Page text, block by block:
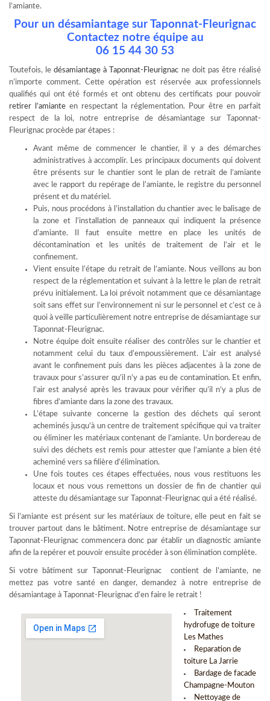
l’amiante.
Pour un désamiantage sur Taponnat-Fleurignac
Contactez notre équipe au
06 15 44 30 53
Toutefois, ledésamiantage à Taponnat-Fleurignac ne doit pas être réalisé
n’importe comment. Cette opération est réservée aux professionnels
qualifiés qui ont été formés et ont obtenu des certificats pour pouvoir
retirer l’amiante en respectant la réglementation. Pour être en parfait
respect de la loi, notre entreprise de désamiantage sur Taponnat-
Fleurignac procède par étapes :
Avant même de commencer le chantier, il y a des démarches
administratives à accomplir. Les principaux documents qui doivent
être présents sur le chantier sont le plan de retrait de l’amiante
avec le rapport du repérage de l’amiante, le registre du personnel
présent et du matériel.
Puis, nous procédons à l’installation du chantier avec le balisage de
la zone et l’installation de panneaux qui indiquent la présence
d’amiante. Il faut ensuite mettre en place les unités de
décontamination et les unités de traitement de l’air et le
confinement.
Vient ensuite l’étape du retrait de l’amiante. Nous veillons au bon
respect de la réglementation et suivant à la lettre le plan de retrait
prévu initialement. La loi prévoit notamment que ce désamiantage
soit sans effet sur l’environnement ni sur le personnel et c’est ce à
quoi à veille particulièrement notre entreprise de désamiantage sur
Taponnat-Fleurignac.
Notre équipe doit ensuite réaliser des contrôles sur le chantier et
notamment celui du taux d’empoussièrement. L’air est analysé
avant le confinement puis dans les pièces adjacentes à la zone de
travaux pour s’assurer qu’il n’y a pas eu de contamination. Et enfin,
l’air est analysé après les travaux pour vérifier qu’il n’y a plus de
fibres d’amiante dans la zone des travaux.
L’étape suivante concerne la gestion des déchets qui seront
acheminés jusqu’à un centre de traitement spécifique qui va traiter
ou éliminer les matériaux contenant de l’amiante. Un bordereau de
suivi des déchets est remis pour attester que l’amiante a bien été
acheminé vers sa filière d’élimination.
Une fois toutes ces étapes effectuées, nous vous restituons les
locaux et nous vous remettons un dossier de fin de chantier qui
atteste du désamiantage sur Taponnat-Fleurignac qui a été réalisé.
Si l’amiante est présent sur les matériaux de toiture, elle peut en fait se
trouver partout dans le bâtiment. Notre entreprise de désamiantage sur
Taponnat-Fleurignac commencera donc par établir un diagnostic amiante
afin de la repérer et pouvoir ensuite procéder à son élimination complète.
Si votre bâtiment sur Taponnat-Fleurignac contient de l’amiante, ne
mettez pas votre santé en danger, demandez à notre entreprise de
désamiantage à Taponnat-Fleurignac d’en faire le retrait !
Traitement
hydrofuge de toiture
Les Mathes
Reparation de
toiture La Jarrie
Bardage de facade
Champagne-Mouton
Nettoyage de